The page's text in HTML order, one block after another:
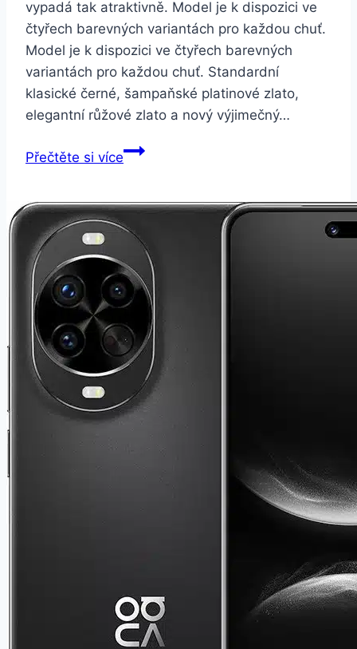
vypadá tak atraktivně. Model je k dispozici ve
čtyřech barevných variantách pro každou chuť.
Model je k dispozici ve čtyřech barevných
variantách pro každou chuť. Standardní
klasické černé, šampaňské platinové zlato,
elegantní růžové zlato a nový výjimečný…
Přečtěte si víceXiaomi
16
GB
Dual
SIM
LTE
zlatá